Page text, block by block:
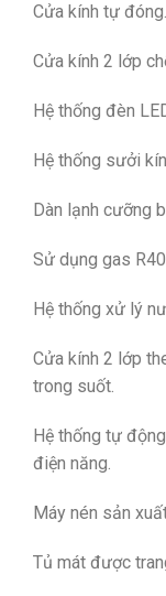
Cửa kính tự đóng.
Cửa kính 2 lớp
Hệ thống đèn
Hệ thống sưởi
Dàn lạnh cưỡng
Sử dụng gas
Hệ thống xử lý
Cửa kính 2 lớp
trong suốt.
Hệ thống tự
điện năng.
Máy nén sản
Tủ mát được